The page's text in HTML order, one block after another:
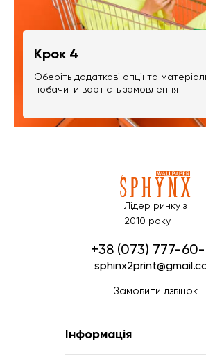
Крок 4
Оберіть додаткові опції та
побачити вартість замовлення
Лідер ринку з
2010 року
+38 (073) 777-
Замовити дзвінок
Інформація